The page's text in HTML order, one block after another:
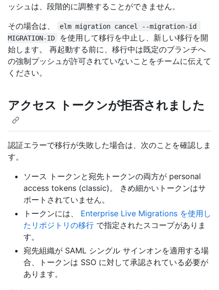
ッシュは、段階的に調整することができません。
その場合は、
elm migration cancel --migration-id
MIGRATION-ID
を使用して移行を中止し、新しい移行を開
始します。 再起動する前に、移行中は既定のブランチへ
の強制プッシュが許可されていないことをチームに伝えて
ください。
アクセス トークンが拒否されました
認証エラーで移行が失敗した場合は、次のことを確認しま
す。
ソース トークンと宛先トークンの両方が personal
access tokens (classic)。 きめ細かいトークンはサ
ポートされていません。
トークンには、 Enterprise Live Migrations を使用し
たリポジトリの移行 で指定されたスコープがありま
す。
宛先組織が SAML シングル サインオンを適用する場
合、トークンは SSO に対して承認されている必要が
あります。